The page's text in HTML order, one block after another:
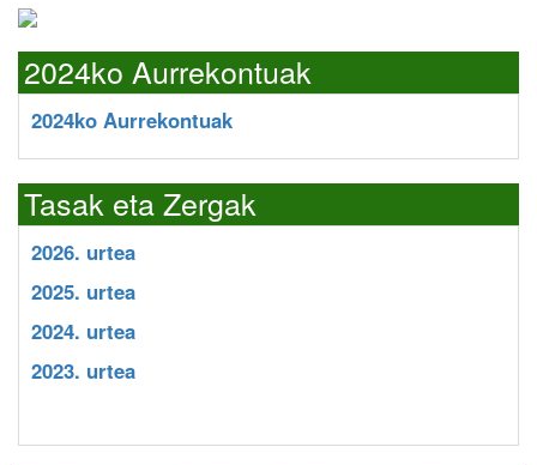
2024ko Aurrekontuak
2024ko Aurrekontuak
Tasak eta Zergak
2026. urtea
2025. urtea
2024. urtea
2023. urtea